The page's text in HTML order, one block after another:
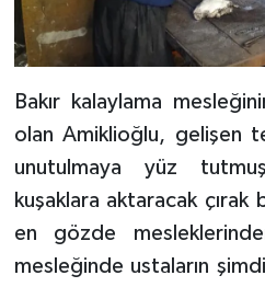
Bakır kalaylama
olan Amiklioğlu, gelişen
unutulmaya yüz
kuşaklara aktaracak çırak
en gözde
mesleğinde ustaların